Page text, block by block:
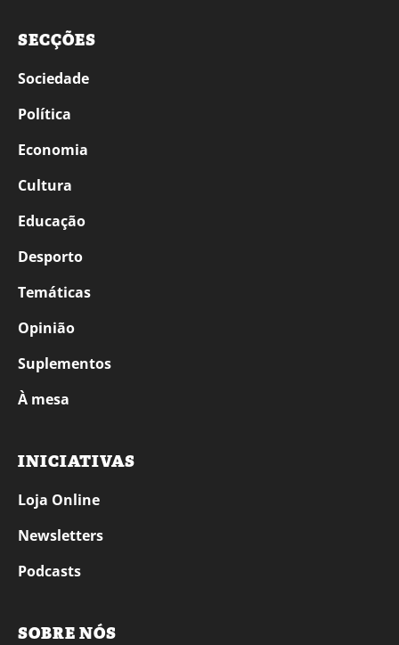
SECÇÕES
Sociedade
Política
Economia
Cultura
Educação
Desporto
Temáticas
Opinião
Suplementos
À mesa
INICIATIVAS
Loja Online
Newsletters
Podcasts
SOBRE NÓS